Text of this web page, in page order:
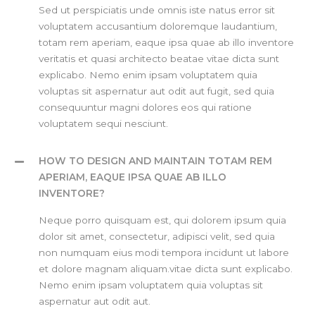
Sed ut perspiciatis unde omnis iste natus error sit
voluptatem accusantium doloremque laudantium,
totam rem aperiam, eaque ipsa quae ab illo inventore
veritatis et quasi architecto beatae vitae dicta sunt
explicabo. Nemo enim ipsam voluptatem quia
voluptas sit aspernatur aut odit aut fugit, sed quia
consequuntur magni dolores eos qui ratione
voluptatem sequi nesciunt.
HOW TO DESIGN AND MAINTAIN TOTAM REM
APERIAM, EAQUE IPSA QUAE AB ILLO
INVENTORE?
Neque porro quisquam est, qui dolorem ipsum quia
dolor sit amet, consectetur, adipisci velit, sed quia
non numquam eius modi tempora incidunt ut labore
et dolore magnam aliquam.vitae dicta sunt explicabo.
Nemo enim ipsam voluptatem quia voluptas sit
aspernatur aut odit aut.